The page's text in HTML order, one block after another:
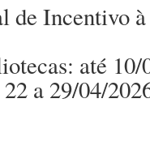
de Incentivo
até 10/
a 29/04/